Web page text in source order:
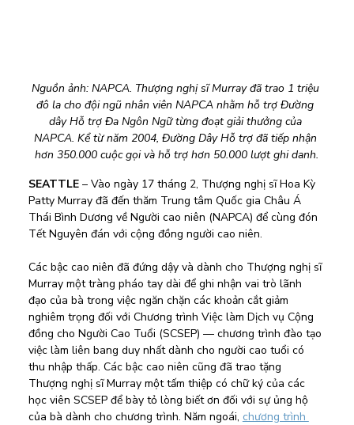
Nguồn ảnh: NAPCA. Thượng nghị sĩ Murray đã trao 1 triệu
đô la cho đội ngũ nhân viên NAPCA nhằm hỗ trợ Đường
dây Hỗ trợ Đa Ngôn Ngữ từng đoạt giải thưởng của
NAPCA. Kể từ năm 2004, Đường Dây Hỗ trợ đã tiếp nhận
hơn 350.000 cuộc gọi và hỗ trợ hơn 50.000 lượt ghi danh.
SEATTLE – Vào ngày 17 tháng 2, Thượng nghị sĩ Hoa Kỳ
Patty Murray đã đến thăm Trung tâm Quốc gia Châu Á
Thái Bình Dương về Người cao niên (NAPCA) để cùng đón
Tết Nguyên đán với cộng đồng người cao niên.
Các bậc cao niên đã đứng dậy và dành cho Thượng nghị sĩ
Murray một tràng pháo tay dài để ghi nhận vai trò lãnh
đạo của bà trong việc ngăn chặn các khoản cắt giảm
nghiêm trọng đối với Chương trình Việc làm Dịch vụ Cộng
đồng cho Người Cao Tuổi (SCSEP) — chương trình đào tạo
việc làm liên bang duy nhất dành cho người cao tuổi có
thu nhập thấp. Các bậc cao niên cũng đã trao tặng
Thượng nghị sĩ Murray một tấm thiệp có chữ ký của các
học viên SCSEP để bày tỏ lòng biết ơn đối với sự ủng hộ
của bà dành cho chương trình. Năm ngoái, chương trình